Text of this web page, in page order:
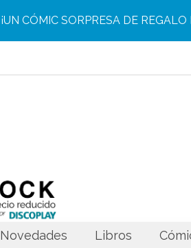
¡UN CÓMIC SORPRESA DE
Novedades Libros